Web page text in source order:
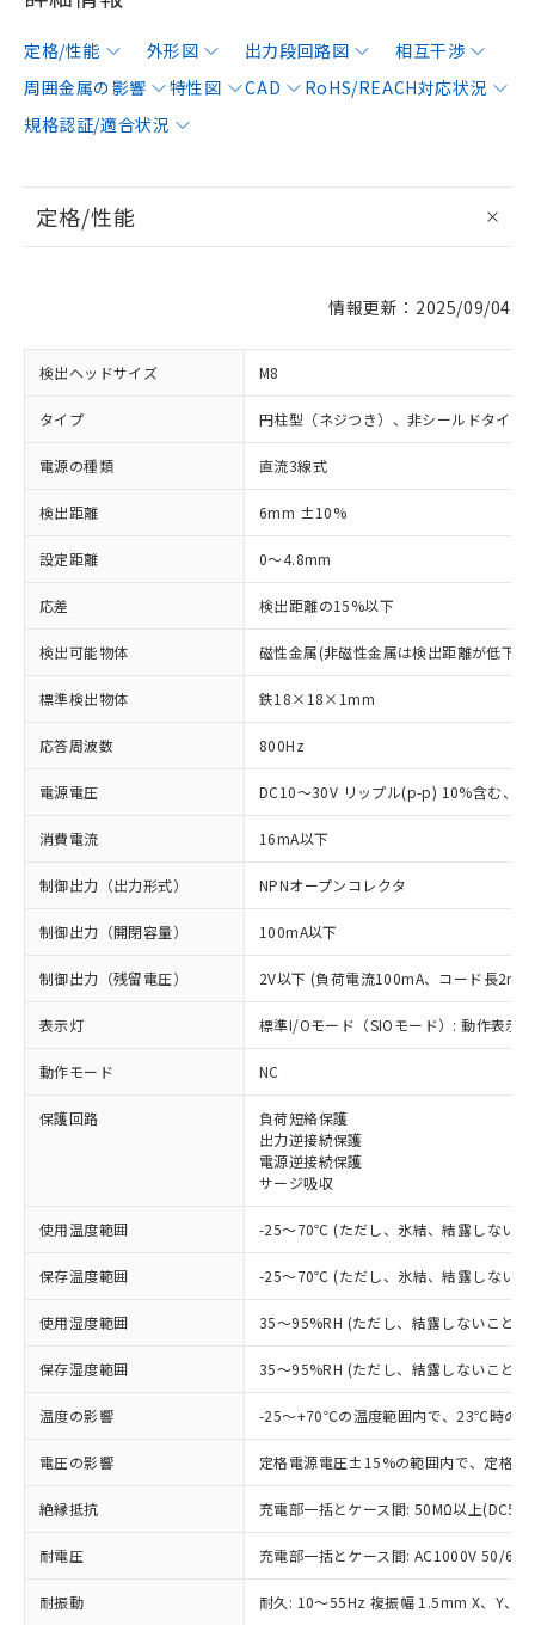
定格/性能 外形図 出力段回路図
相互干渉
周囲金属の影響
特性図 CAD
RoHS/REACH対応状況
規格認証/適合状況
定格/性能
情報更新：2025/09/04
検出ヘッドサイズ M8
タイプ 円柱型（ネジつき）、非シールドタイプ
電源の種類 直流3線式
検出距離 6mm ±10%
設定距離 0～4.8mm
応差 検出距離の15%以下
検出可能物体 磁性金属(非磁性金属は検出距離が低下し
標準検出物体 鉄18×18×1mm
応答周波数 800Hz
電源電圧 DC10～30V リップル(p-p) 10%含む、
消費電流 16mA以下
制御出力（出力形式） NPNオープンコレクタ
制御出力（開閉容量） 100mA以下
制御出力（残留電圧） 2V以下 (負荷電流100mA、コード長2m
表示灯 標準I/Oモード（SIOモード）: 動作表示
動作モード NC
保護回路
負荷短絡保護
出力逆接続保護
電源逆接続保護
サージ吸収
使用温度範囲 -25～70℃ (ただし、氷結、結露しないこ
保存温度範囲 -25～70℃ (ただし、氷結、結露しないこ
使用湿度範囲 35～95%RH (ただし、結露しないこと)
保存湿度範囲 35～95%RH (ただし、結露しないこと)
温度の影響 -25～+70℃の温度範囲内で、23℃時の
電圧の影響 定格電源電圧±15%の範囲内で、定格
絶縁抵抗 充電部一括とケース間: 50MΩ以上
耐電圧 充電部一括とケース間: AC1000V 50/
耐振動 耐久: 10～55Hz 複振幅 1.5mm X、Y、Z
ご利用条件
以下の条件をお読みいただき、同意のうえ
ご利用ください。
本サービスは、当社制御機器事業取扱
商品の当社在庫状況および標準価格
(税抜)を提供させていただくもので
当社制御機器事業取扱商品の中には、
本サービスの対象外となる商品もある
ことをご了承ください。
在庫状況および標準価格照会結果は、
記載している更新日時点での社内デー
※1 対応状況
対応済み：EU RoHS指令（10物質）の
非含有に対応した製品が提供可能な商品で
対応予定：EU RoHS指令（10物質）の非含
有に対応した製品に切り替える予定のある
商品です。
対応予定なし：EU RoHS指令（10物質）の
非含有に非対応の商品で、対応品を出す予
定はありません。
調査・確認中：EU RoHS指令（10物質）の
非含有の対応状況を調査中または確認中の
非該当品：ライセンス料など無形物で、有
害物質有無と関係のない商品です。
仕入先様の事情により、非含有部品として
むを得ず変更することがあります。
※1 中国RoHS○×表
「○」：最大均質材料含有率が中国RoHSの
基準値以下であることを示します。
「×」：最大均質材料含有率が中国RoHSの
基準値を超えていることを示します。
「－」：未確認です。当社販売部門へお問
当社は、これら貴社製品のうち、外国
（以下｢規制貨物等」という）を輸出